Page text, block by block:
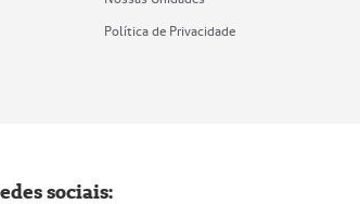
Política de Privacidade
sociais: